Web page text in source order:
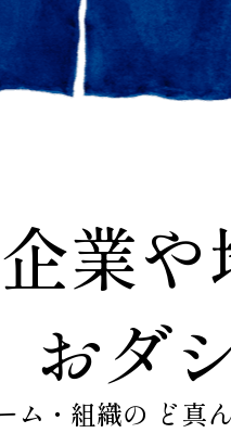
企業や
おダ
ム・組織の ど真